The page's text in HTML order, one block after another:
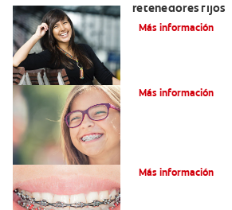
retenedores fijos
Más información
Más información
Más información